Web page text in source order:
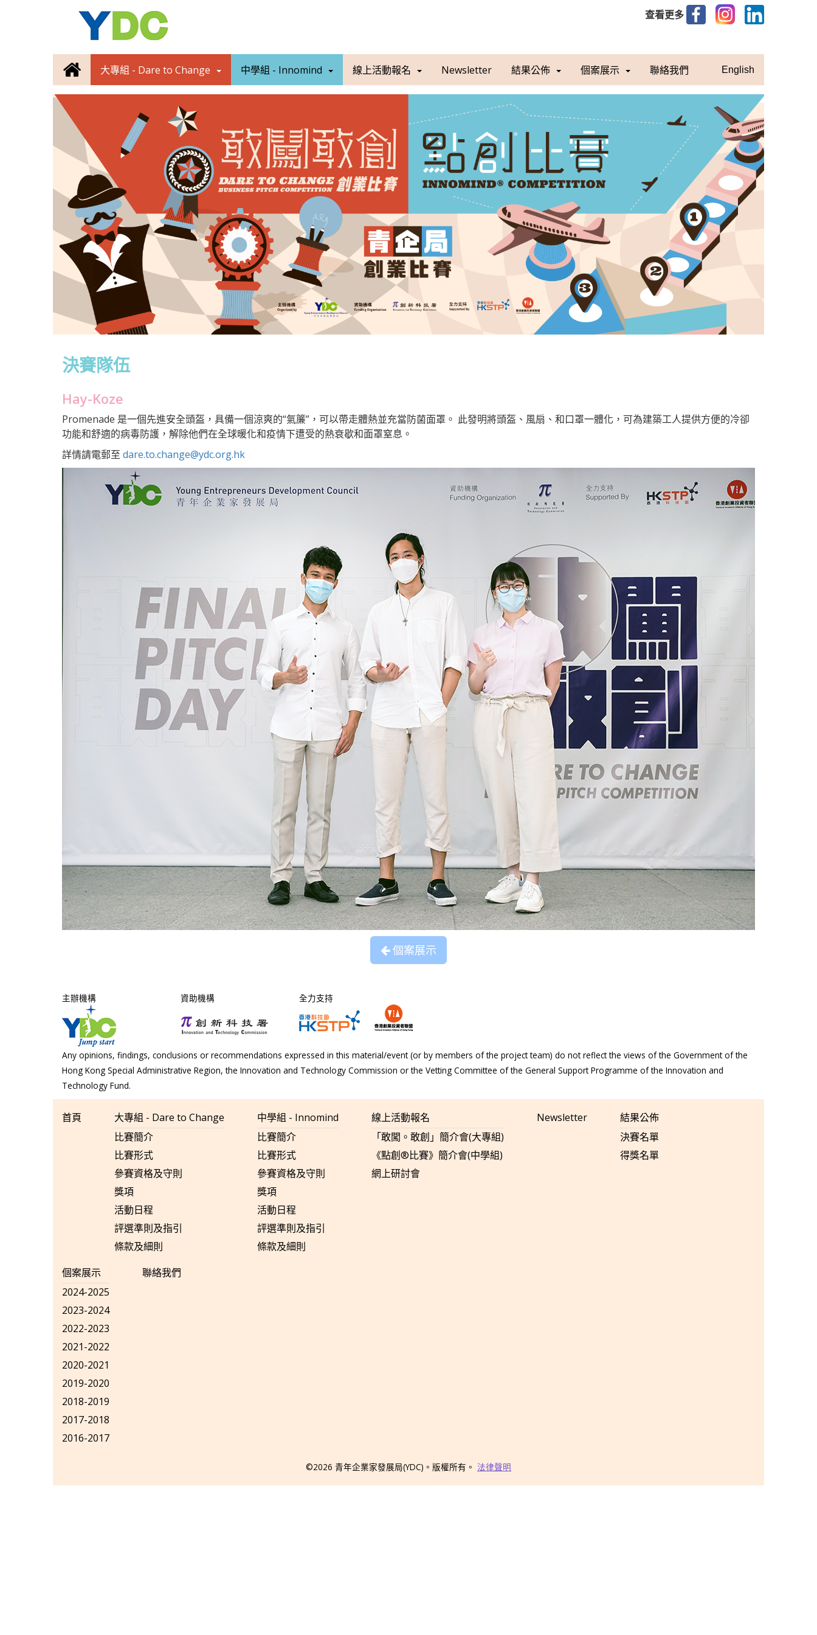
查看更多
大專組 - Dare to Change 中學組 - Innomind 線上活動報名 Newsletter 結果公佈 個案展示 聯絡我們 English
決賽隊伍
Hay-Koze
Promenade 是一個先進安全頭盔，具備一個涼爽的“氣簾”，可以帶走體熱並充當防菌面罩。 此發明將頭盔、風扇、和口罩一體化，可為建築工人提供方便的冷卻
功能和舒適的病毒防護，解除他們在全球暖化和疫情下遭受的熱衰歇和面罩窒息。
詳情請電郵至 dare.to.change@ydc.org.hk
個案展示
主辦機構 資助機構 全力支持
Any opinions, findings, conclusions or recommendations expressed in this material/event (or by members of the project team) do not reflect the views of the Government of the
Hong Kong Special Administrative Region, the Innovation and Technology Commission or the Vetting Committee of the General Support Programme of the Innovation and
Technology Fund.
首頁
大專組 - Dare to Change
比賽簡介
比賽形式
參賽資格及守則
獎項
活動日程
評選準則及指引
條款及細則
中學組 - Innomind
比賽簡介
比賽形式
參賽資格及守則
獎項
活動日程
評選準則及指引
條款及細則
線上活動報名
「敢闖。敢創」簡介會(大專組)
《點創®比賽》簡介會(中學組)
網上研討會
Newsletter
結果公佈
決賽名單
得獎名單
個案展示
2024-2025
2023-2024
2022-2023
2021-2022
2020-2021
2019-2020
2018-2019
2017-2018
2016-2017
聯絡我們
©2026 青年企業家發展局(YDC) 。版權所有。 法律聲明